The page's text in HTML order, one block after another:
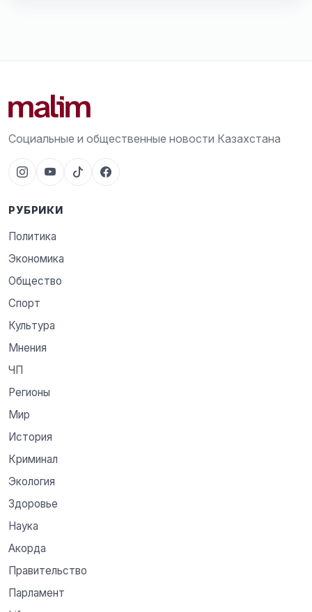
Социальные и общественные новости Казахстана
РУБРИКИ
Политика
Экономика
Общество
Спорт
Культура
Мнения
ЧП
Регионы
Мир
История
Криминал
Экология
Здоровье
Наука
Акорда
Правительство
Парламент